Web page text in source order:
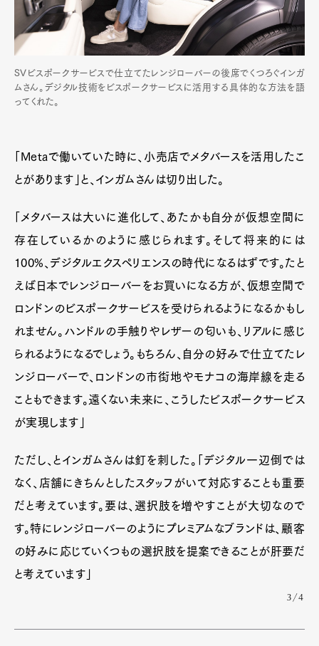
Art&DesignWatchFashion
ProductCultureLifestyle
Official Columnist
About
Pen international
SVビスポークサービスで仕立てたレンジローバーの後席でくつろぐインガ
ムさん。デジタル技術をビスポークサービスに活用する具体的な方法を語
ってくれた。
「Metaで働いていた時に、小売店でメタバースを活用したこ
とがあります」と、インガムさんは切り出した。
「メタバースは大いに進化して、あたかも自分が仮想空間に
存在しているかのように感じられます。そして将来的には
100%、デジタルエクスペリエンスの時代になるはずです。たと
えば日本でレンジローバーをお買いになる方が、仮想空間で
ロンドンのビスポークサービスを受けられるようになるかもし
れません。ハンドルの手触りやレザーの匂いも、リアルに感じ
られるようになるでしょう。もちろん、自分の好みで仕立てたレ
ンジローバーで、ロンドンの市街地やモナコの海岸線を走る
こともできます。遠くない未来に、こうしたビスポークサービス
が実現します」
ただし、とインガムさんは釘を刺した。「デジタル一辺倒では
なく、店舗にきちんとしたスタッフがいて対応することも重要
だと考えています。要は、選択肢を増やすことが大切なので
す。特にレンジローバーのようにプレミアムなブランドは、顧客
の好みに応じていくつもの選択肢を提案できることが肝要だ
と考えています」
3/4